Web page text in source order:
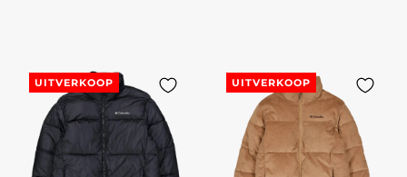
UITVERKOOP UITVERKOOP